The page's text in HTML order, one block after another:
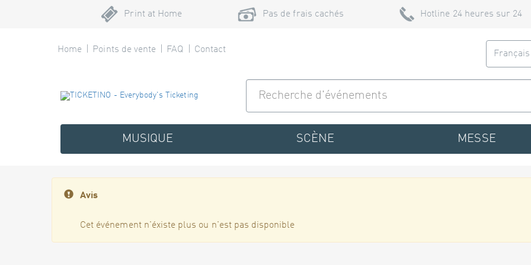
Print at Home Pas de frais cachés Hotline 24 heures sur 24
Home Points de vente FAQ Contact
MUSIQUE SCÈNE MESSE
Avis
Cet événement n'éxiste plus ou n'est pas disponible